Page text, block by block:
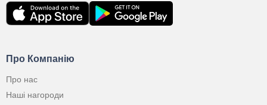
Про Компанію
Про нас
Наші нагороди